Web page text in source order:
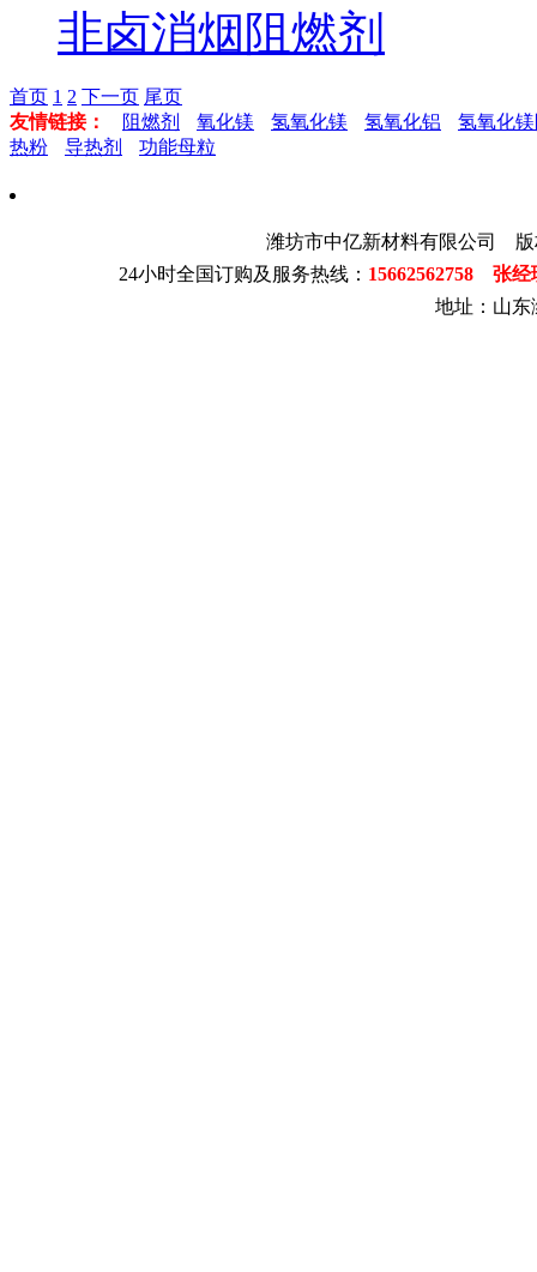
非卤消烟阻燃剂
首页 1 2 下一页 尾页
友情链接：
阻燃剂 氧化镁 氢氧化镁 氢氧化铝
氢氧化
热粉
导热剂 功能母粒
潍坊市中亿新材料有限公司
24小时全国订购及服务热线： 15662562758 张
地址：山东